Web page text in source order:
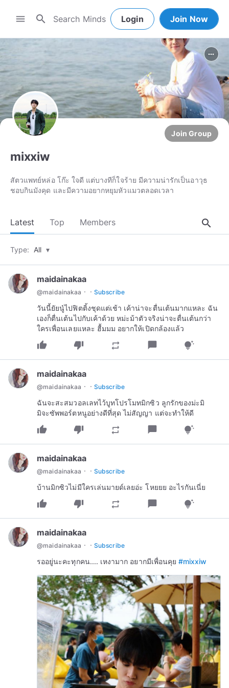
menu search Login Join Now
more_horiz
Join Group
mixxiw
สัตวแพทย์หล่อ โก๊ะ ใจดี แต่บางทีก็ใจร้าย มีความน่ารักเป็นอาวุธ
ชอบกินมังคุด และมีความอยากหยุมหัวแมวตลอดเวลา
Latest Top Members search
Type: All ▾
maidainakaa
@maidainakaa · · Subscribe
วันนี้ยัยนู๋ไปฟิตติ้งชุดแต่เช้า เค้าน่าจะตื่นเต้นมากแหละ ฉัน
เองก็ตื่นเต้นไปกับเค้าด้วย หม่ะม้าตัวจริงน่าจะตื่นเต้นกว่า
ใครเพื่อนเลยแหละ ฮื้มมม อยากให้เปิดกล้องแล้ว
thumb_up thumb_down repeat chat_bubble tips_and_updates
maidainakaa
@maidainakaa · · Subscribe
ฉันจะสะสมวอลเลทไว้บูทโปรโมทมิกซิว ลูกรักของม่ะมิ
มิจะซัพพอร์ตหนูอย่างดีที่สุด ไม่สัญญา แต่จะทำให้ดี
thumb_up thumb_down repeat chat_bubble tips_and_updates
maidainakaa
@maidainakaa · · Subscribe
บ้านมิกซิวไม่มีใครเล่นมายด์เลยอ่ะ โหยยย อะไรกันเนี่ย
thumb_up thumb_down repeat chat_bubble tips_and_updates
maidainakaa
@maidainakaa · · Subscribe
รออยู่นะคะทุกคน.... เหงามาก อยากมีเพื่อนคุย#mixxiw